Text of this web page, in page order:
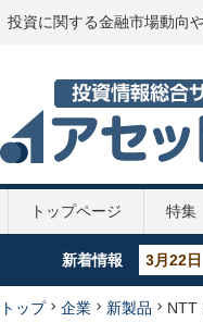
投資に関する金融市場動向
トップページ 特集
新着情報 5月29日
5月29日
5月29日
トップ 企業 新製品 NTT